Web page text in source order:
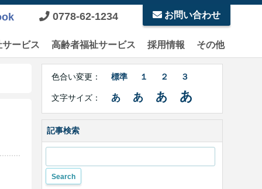
0778-62-1234 お問い合わせ
ービス 高齢者福祉サービス 採用情報 その他
Right
Side
色
合
変
色合い変更： 標準 １ ２ ３
文字サイズ： あ あ あ あ
記事検索